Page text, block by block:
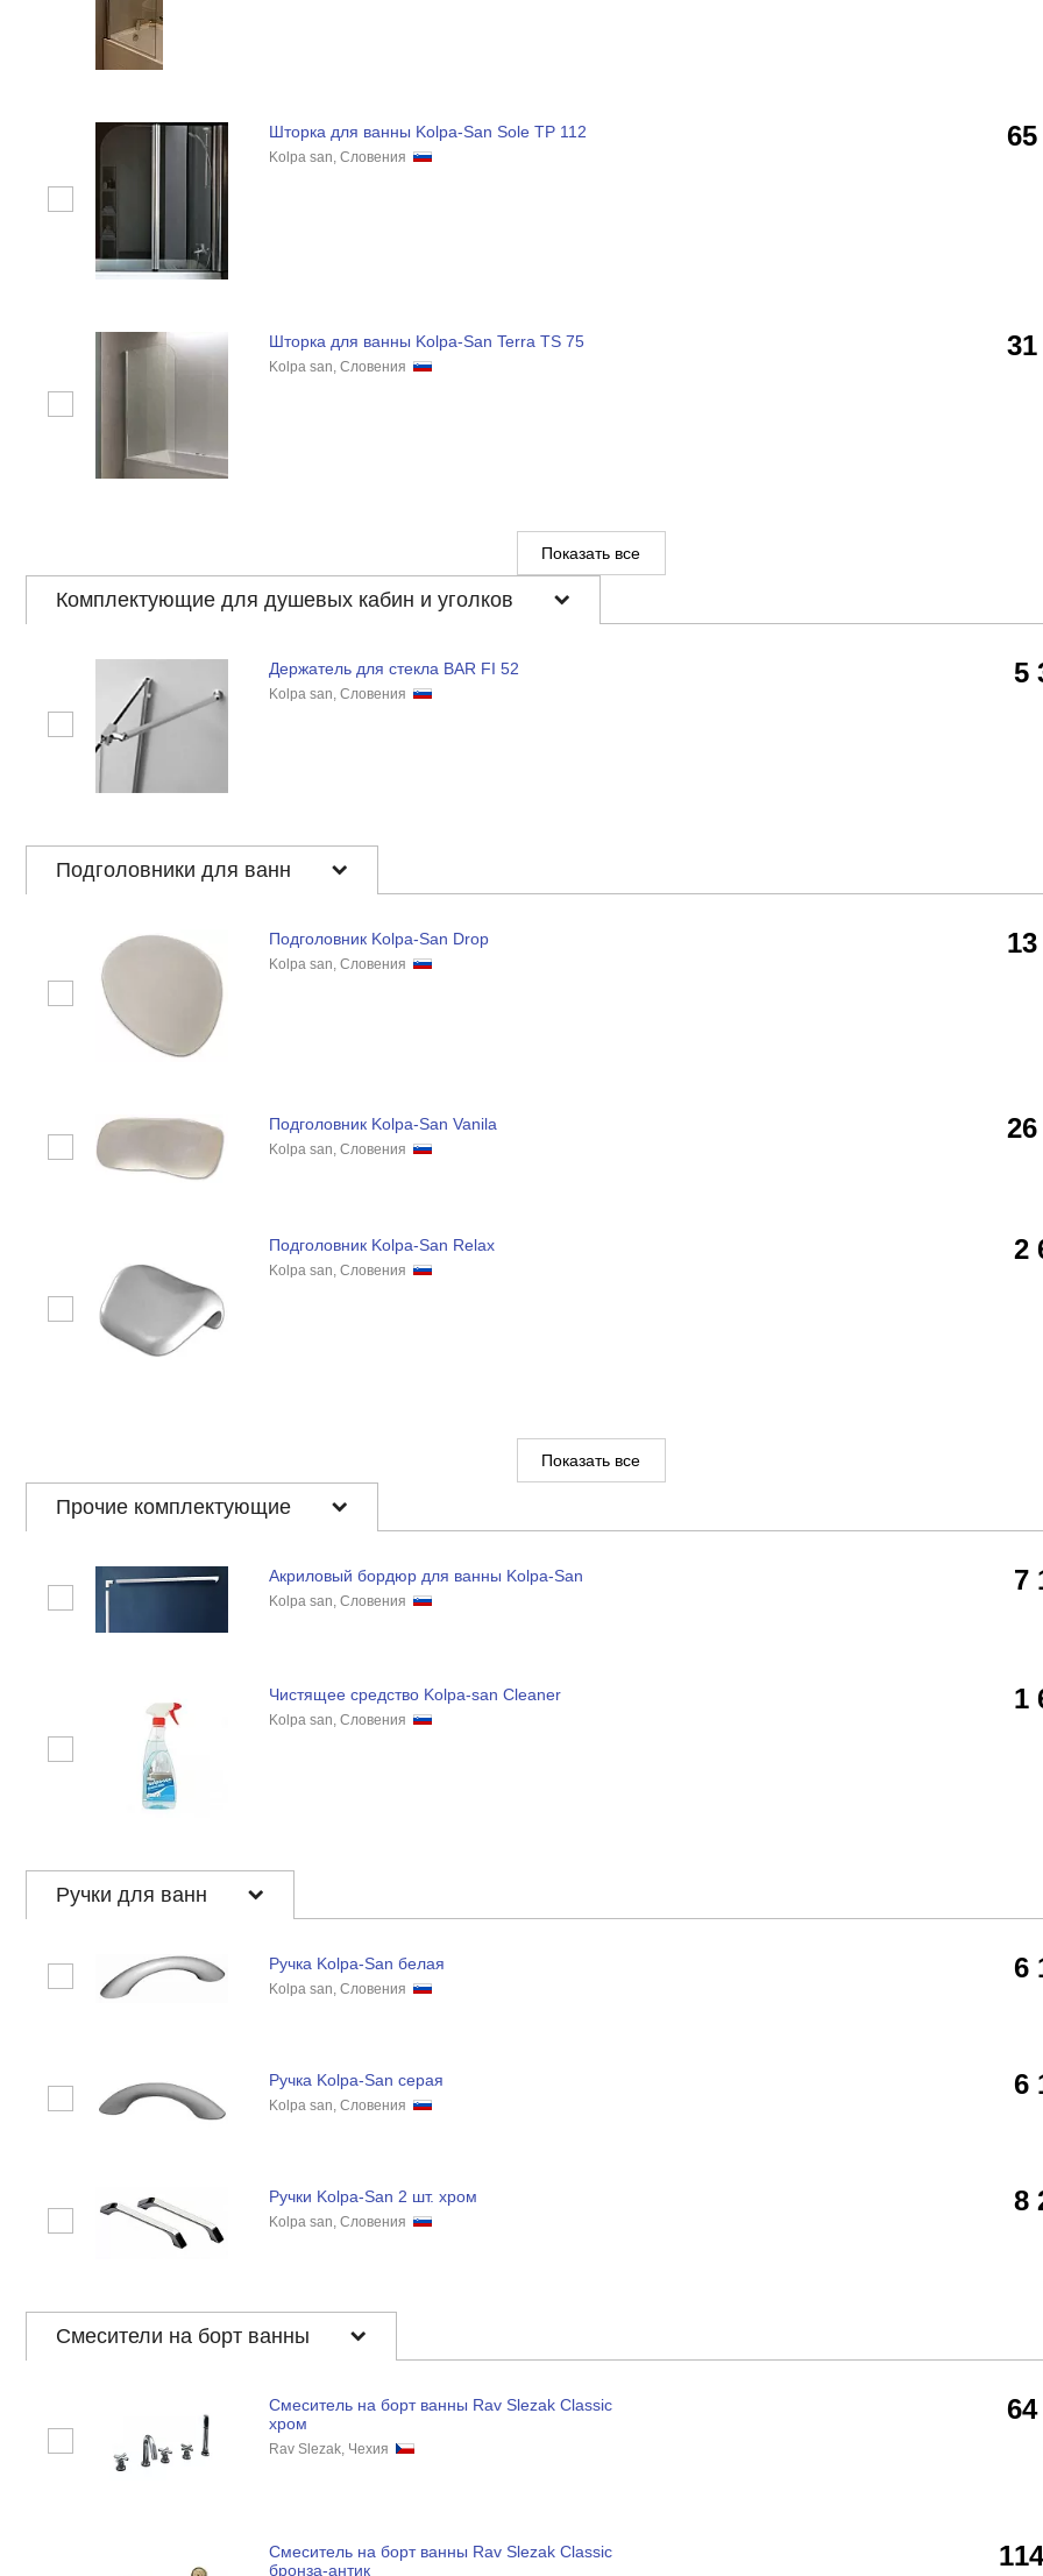
Шторка для ванны Kolpa-San Sole TP 112
Kolpa san, Словения
Шторка для ванны Kolpa-San Terra TS 75
Kolpa san, Словения
Показать все
Комплектующие для душевых кабин и уголков
Держатель для стекла BAR FI 52
Kolpa san, Словения
5
Подголовники для ванн
Подголовник Kolpa-San Drop
Kolpa san, Словения
Подголовник Kolpa-San Vanila
Kolpa san, Словения
Подголовник Kolpa-San Relax
Kolpa san, Словения
2
Показать все
Прочие комплектующие
Акриловый бордюр для ванны Kolpa-San
Kolpa san, Словения
7
Чистящее средство Kolpa-san Cleaner
Kolpa san, Словения
1
Ручки для ванн
Ручка Kolpa-San белая
Kolpa san, Словения
6
Ручка Kolpa-San серая
Kolpa san, Словения
6
Ручки Kolpa-San 2 шт. хром
Kolpa san, Словения
8
Смесители на борт ванны
Смеситель на борт ванны Rav Slezak Classic
хром
Rav Slezak, Чехия
Смеситель на борт ванны Rav Slezak Classic
бронза-антик